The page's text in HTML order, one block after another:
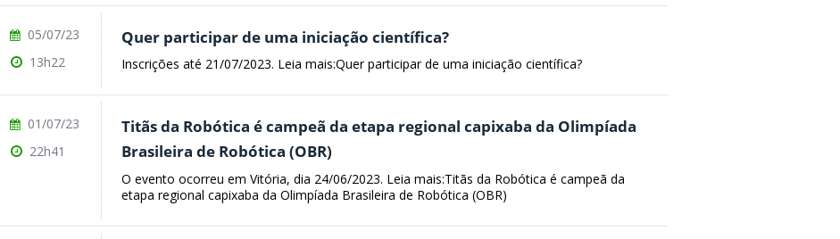
Quer participar de uma iniciação científica?
Inscrições até 21/07/2023. Leia mais:Quer participar de uma iniciação científica?
05/07/23
13h22
Titãs da Robótica é campeã da etapa regional capixaba da Olimpíada
Brasileira de Robótica (OBR)
O evento ocorreu em Vitória, dia 24/06/2023. Leia mais:Titãs da Robótica é campeã da
etapa regional capixaba da Olimpíada Brasileira de Robótica (OBR)
01/07/23
22h41